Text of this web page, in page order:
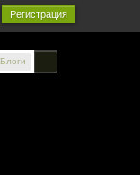
Регистрация
Блоги